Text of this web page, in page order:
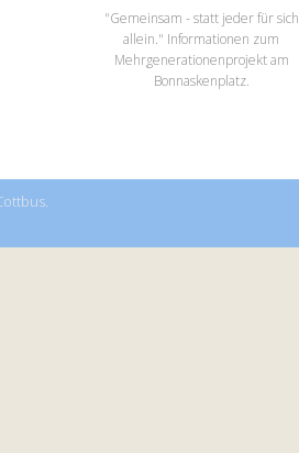
"Gemeinsam - statt jeder für sich
allein." Informationen zum
Mehrgenerationenprojekt am
Bonnaskenplatz.